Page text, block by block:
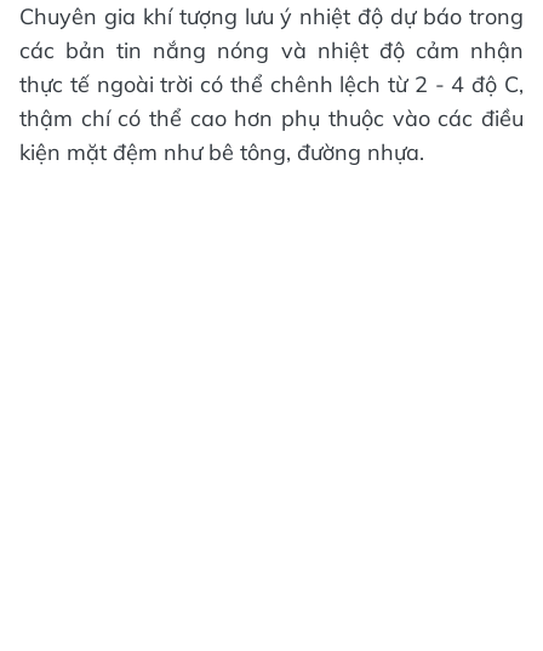
Chuyên gia khí tượng lưu ý nhiệt độ dự báo trong
các bản tin nắng nóng và nhiệt độ cảm nhận
thực tế ngoài trời có thể chênh lệch từ 2 - 4 độ C,
thậm chí có thể cao hơn phụ thuộc vào các điều
kiện mặt đệm như bê tông, đường nhựa.